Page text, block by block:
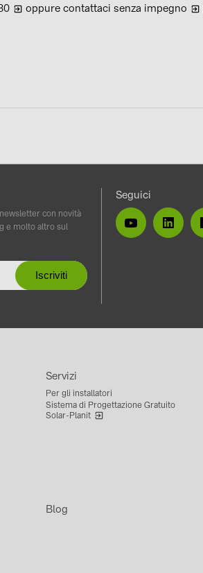
oppure contattaci senza impegno
con novità
e molto altro sul
Seguici
Servizi
Per gli installatori
Sistema di Progettazione Gratuito
Solar-Planit
Blog